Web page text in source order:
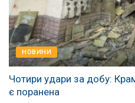
НОВИНИ
Чотири удари за добу:
є поранена